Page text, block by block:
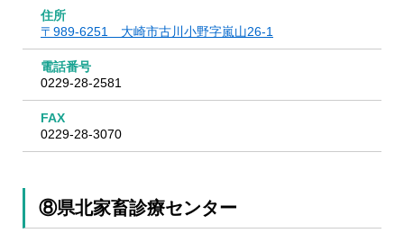
住所
〒989-6251 大崎市古川小野字嵐山26-1
電話番号
0229-28-2581
FAX
0229-28-3070
⑧県北家畜診療センター